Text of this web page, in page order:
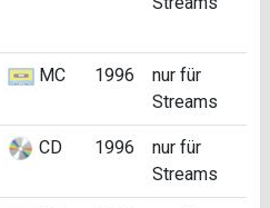
MC 1996
nur für
Streams
CD 1996
nur für
Streams